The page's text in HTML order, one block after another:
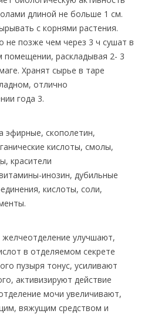
длиной не больше 1 см.
с корнями растения.
не позже чем через 3 ч сушат в
раскладывая 2- 3
Хранят сырье в таре
отлично
года 3.
эфирные, скополетин,
кислоты, смолы,
красители
инозин, дубильные
кислоты, соли,
улучшают,
в отделяемом секрете
пузыря тонус, усиливают
активизируют действие
мочи увеличивают,
вяжущим средством и